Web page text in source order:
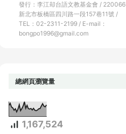
發行：李江却台語文教基金會 / 220066
新北市板橋區四川路一段157巷11號 /
TEL：02-2311-2199 / E-mail：
bongpo1996@gmail.com
總網頁瀏覽量
1,167,524